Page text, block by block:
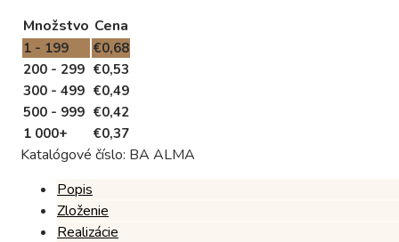
Množstvo Cena
1 - 199 €0,68
200 - 299 €0,53
300 - 499 €0,49
500 - 999 €0,42
1 000+
€0,37
Katalógové číslo: BA ALMA
Popis
Zloženie
Realizácie